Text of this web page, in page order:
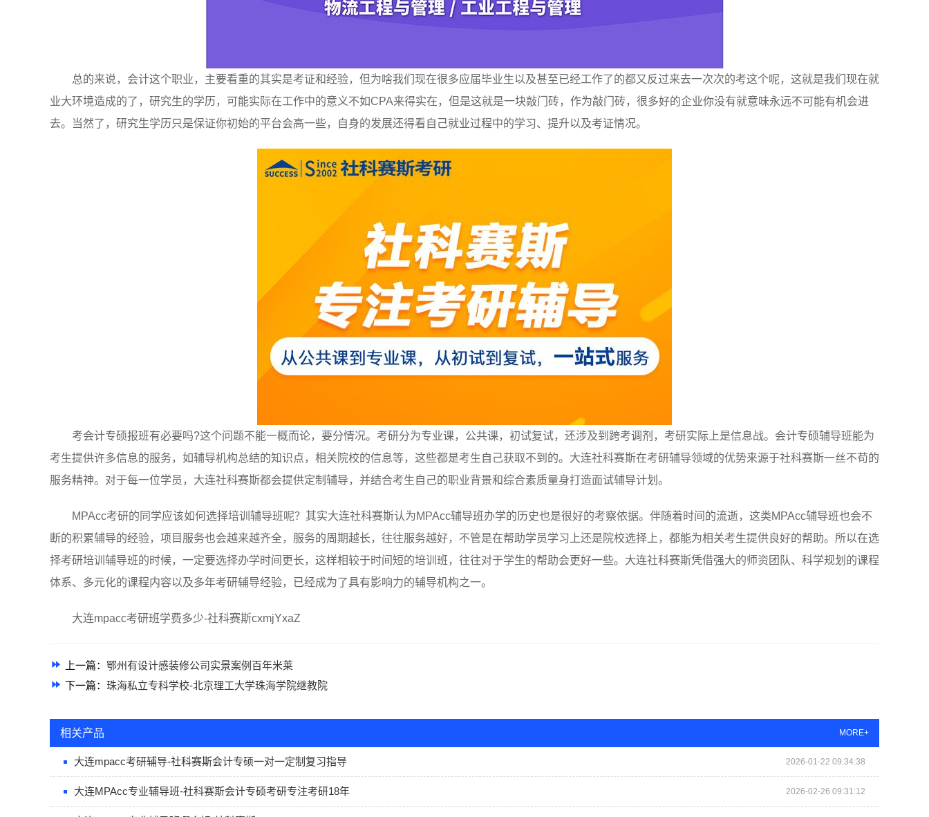
总的来说，会计这个职业，主要看重的其实是考证和经验，但为啥我们现在很多应届毕业生以及甚至已经工作了的都又反过来去一次次的考这个呢，这就是我们现在就
业大环境造成的了，研究生的学历，可能实际在工作中的意义不如CPA来得实在，但是这就是一块敲门砖，作为敲门砖，很多好的企业你没有就意味永远不可能有机会进
去。当然了，研究生学历只是保证你初始的平台会高一些，自身的发展还得看自己就业过程中的学习、提升以及考证情况。
考会计专硕报班有必要吗?这个问题不能一概而论，要分情况。考研分为专业课，公共课，初试复试，还涉及到跨考调剂，考研实际上是信息战。会计专硕辅导班能为
考生提供许多信息的服务，如辅导机构总结的知识点，相关院校的信息等，这些都是考生自己获取不到的。大连社科赛斯在考研辅导领域的优势来源于社科赛斯一丝不苟的
服务精神。对于每一位学员，大连社科赛斯都会提供定制辅导，并结合考生自己的职业背景和综合素质量身打造面试辅导计划。
MPAcc考研的同学应该如何选择培训辅导班呢？其实大连社科赛斯认为MPAcc辅导班办学的历史也是很好的考察依据。伴随着时间的流逝，这类MPAcc辅导班也会不
断的积累辅导的经验，项目服务也会越来越齐全，服务的周期越长，往往服务越好，不管是在帮助学员学习上还是院校选择上，都能为相关考生提供良好的帮助。所以在选
择考研培训辅导班的时候，一定要选择办学时间更长，这样相较于时间短的培训班，往往对于学生的帮助会更好一些。大连社科赛斯凭借强大的师资团队、科学规划的课程
体系、多元化的课程内容以及多年考研辅导经验，已经成为了具有影响力的辅导机构之一。
大连mpacc考研班学费多少-社科赛斯cxmjYxaZ
上一篇： 鄂州有设计感装修公司实景案例百年米莱
下一篇： 珠海私立专科学校-北京理工大学珠海学院继教院
相关产品 MORE+
大连mpacc考研辅导-社科赛斯会计专硕一对一定制复习指导 2026-01-22 09:34:38
大连MPAcc专业辅导班-社科赛斯会计专硕考研专注考研18年 2026-02-26 09:31:12